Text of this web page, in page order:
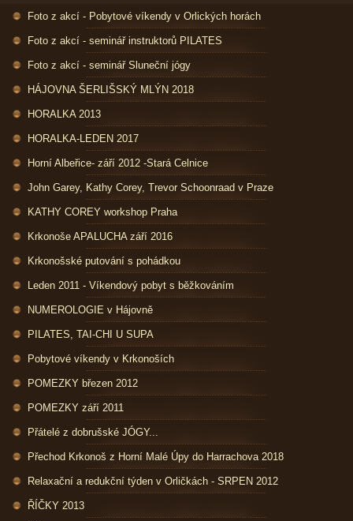
Foto z akcí - Pobytové víkendy v Orlických horách
Foto z akcí - seminář instruktorů PILATES
Foto z akcí - seminář Sluneční jógy
HÁJOVNA ŠERLIŠSKÝ MLÝN 2018
HORALKA 2013
HORALKA-LEDEN 2017
Horní Albeřice- září 2012 -Stará Celnice
John Garey, Kathy Corey, Trevor Schoonraad v Praze
KATHY COREY workshop Praha
Krkonoše APALUCHA září 2016
Krkonošské putování s pohádkou
Leden 2011 - Víkendový pobyt s běžkováním
NUMEROLOGIE v Hájovně
PILATES, TAI-CHI U SUPA
Pobytové víkendy v Krkonoších
POMEZKY březen 2012
POMEZKY září 2011
Přátelé z dobrušské JÓGY...
Přechod Krkonoš z Horní Malé Úpy do Harrachova 2018
Relaxační a redukční týden v Orličkách - SRPEN 2012
ŘÍČKY 2013